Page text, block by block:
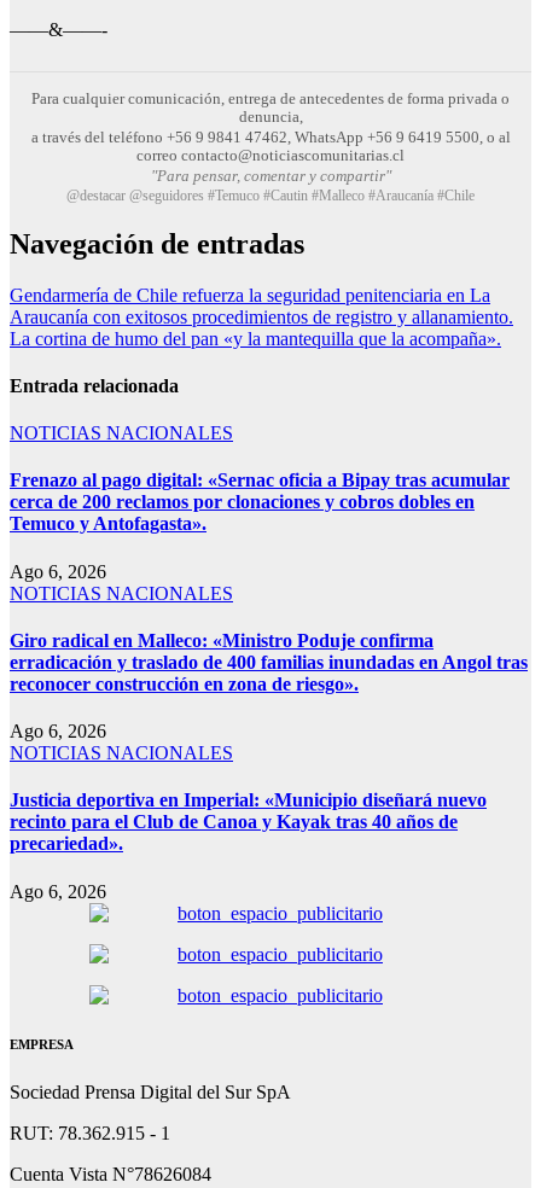
——&——-
Para cualquier comunicación, entrega de antecedentes de forma privada o
denuncia,
a través del teléfono +56 9 9841 47462, WhatsApp +56 9 6419 5500, o al
correo contacto@noticiascomunitarias.cl
"Para pensar, comentar y compartir"
@destacar @seguidores #Temuco #Cautin #Malleco #Araucanía #Chile
Navegación de entradas
Gendarmería de Chile refuerza la seguridad penitenciaria en La
Araucanía con exitosos procedimientos de registro y allanamiento.
La cortina de humo del pan «y la mantequilla que la acompaña».
Entrada relacionada
NOTICIAS NACIONALES
Frenazo al pago digital: «Sernac oficia a Bipay tras acumular
cerca de 200 reclamos por clonaciones y cobros dobles en
Temuco y Antofagasta».
Ago 6, 2026
NOTICIAS NACIONALES
Giro radical en Malleco: «Ministro Poduje confirma
erradicación y traslado de 400 familias inundadas en Angol tras
reconocer construcción en zona de riesgo».
Ago 6, 2026
NOTICIAS NACIONALES
Justicia deportiva en Imperial: «Municipio diseñará nuevo
recinto para el Club de Canoa y Kayak tras 40 años de
precariedad».
Ago 6, 2026
EMPRESA
Sociedad Prensa Digital del Sur SpA
RUT: 78.362.915 - 1
Cuenta Vista N°78626084